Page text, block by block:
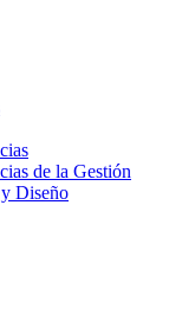
de la Gestión
Diseño